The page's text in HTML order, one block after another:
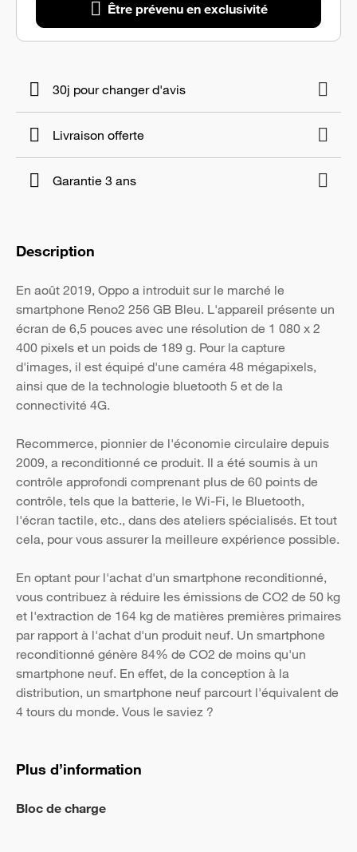
Être prévenu en exclusivité
30j pour changer d'avis
Livraison offerte
Garantie 3 ans
Description
En août 2019, Oppo a introduit sur le marché le
smartphone Reno2 256 GB Bleu. L'appareil présente un
écran de 6,5 pouces avec une résolution de 1 080 x 2
400 pixels et un poids de 189 g. Pour la capture
d'images, il est équipé d'une caméra 48 mégapixels,
ainsi que de la technologie bluetooth 5 et de la
connectivité 4G.
Recommerce, pionnier de l'économie circulaire depuis
2009, a reconditionné ce produit. Il a été soumis à un
contrôle approfondi comprenant plus de 60 points de
contrôle, tels que la batterie, le Wi-Fi, le Bluetooth,
l'écran tactile, etc., dans des ateliers spécialisés. Et tout
cela, pour vous assurer la meilleure expérience possible.
En optant pour l'achat d'un smartphone reconditionné,
vous contribuez à réduire les émissions de CO2 de 50 kg
et l'extraction de 164 kg de matières premières primaires
par rapport à l'achat d'un produit neuf. Un smartphone
reconditionné génère 84% de CO2 de moins qu'un
smartphone neuf. En effet, de la conception à la
distribution, un smartphone neuf parcourt l'équivalent de
4 tours du monde. Vous le saviez ?
Plus d’information
Bloc de charge